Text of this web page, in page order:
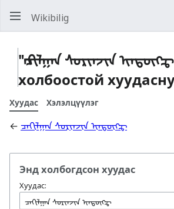
Wikibilig
"ᠴᠠᠬᠢᠯᠭᠠᠨ ᠰᠣᠷᠢᠨᠵᠢᠨ
холбоостой
Хуудас Хэлэлцүүлэг
←ᠴᠠᠬᠢᠯᠭᠠᠨ ᠰᠣᠷᠢᠨᠵᠢᠨ ᠢᠨ᠍ᠳᠦ᠋ᠭ᠌ᠼ
Энд холбогдсон хуудас
Хуудас: